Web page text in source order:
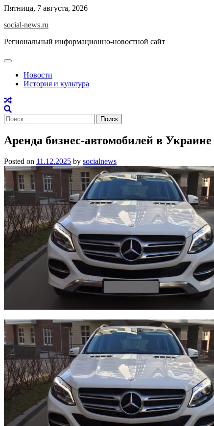
Skip
content
Пятница, 7 августа, 2026
social-news.ru
Региональный информационно-новостной сайт
Новости
История и культура
Найти:
Аренда бизнес-автомобилей в Украине
Posted on 11.12.2025 by socialnews